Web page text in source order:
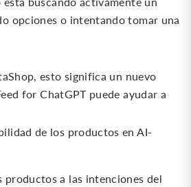
opciones o intentando tomar una
esto significa un nuevo
for ChatGPT puede ayudar a
de los productos en AI-
productos a las intenciones del